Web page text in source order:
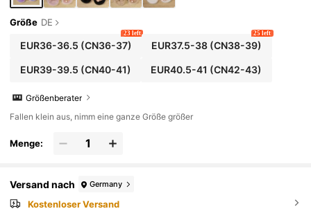
Größe DE
EUR36-36.5 (CN36-37)
23 left
EUR37.5-38 (CN38-39)
25 left
EUR39-39.5 (CN40-41) EUR40.5-41 (CN42-43)
Größenberater
Fallen klein aus, nimm eine ganze Größe größer
Menge:
Versand nach Germany
Kostenloser Versand